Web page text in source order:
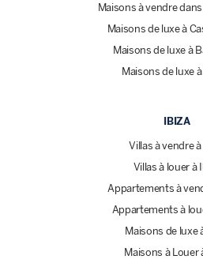
Maisons à vendre
Maisons de luxe à
Maisons de luxe à
Maisons de luxe
IBIZA
Villas à vendre
Villas à louer à
Appartements à
Appartements à
Maisons de luxe
Maisons à Louer